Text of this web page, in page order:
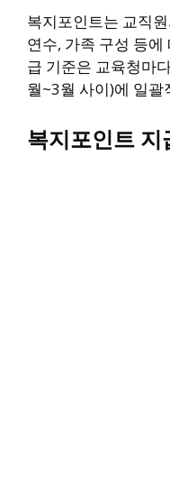
복지포인트는 교직
연수, 가족 구성 등
급 기준은 교육청마
월~3월 사이)에 일
복지포인트 지